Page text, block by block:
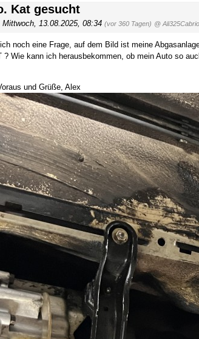
Kat gesucht
Mittwoch, 13.08.2025, 08:34 (vor 360 Tagen) @ Ali325Cabrio
noch eine Frage, auf dem Bild ist meine
? Wie kann ich herausbekommen, ob mein Auto so
und Grüße, Alex